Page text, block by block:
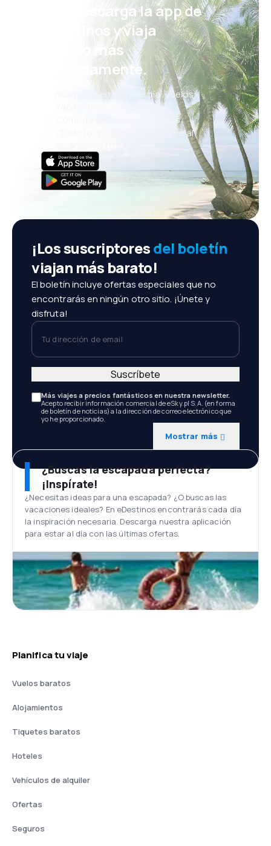
¡Eh! Descarga la app de
eDestinos y viaja
incluso más
cómodamente.
Nuevas ofertas cada día: vuelos,
vacaciones, escapadas
Cómoda gestión de reservas
¡Todo lo que importa, siempre al
¡Los suscriptoresdel boletín
viajan más barato!
El boletín incluye ofertas especiales que no
encontrarás en ningún otro sitio. ¡Únete y
disfruta!
Tu dirección de email
Más viajes a precios fantásticos en nuestra newsletter.
Acepto recibir información comercial de eSky.pl S.A. (en forma
de boletín de noticias) a la dirección de correo electrónico que
yo he proporcionado.
Mostrar más
Suscríbete
¿Buscas la escapada perfecta?
¡Inspírate!
¿Necesitas ideas para una escapada? ¿O buscas las
vacaciones ideales? En eDestinos encontrarás cada día
la inspiración necesaria. Descarga nuestra aplicación
para estar al día con las últimas ofertas.
Planifica tu viaje
Vuelos baratos
Alojamientos
Tiquetes baratos
Hoteles
Vehículos de alquiler
Ofertas
Seguros